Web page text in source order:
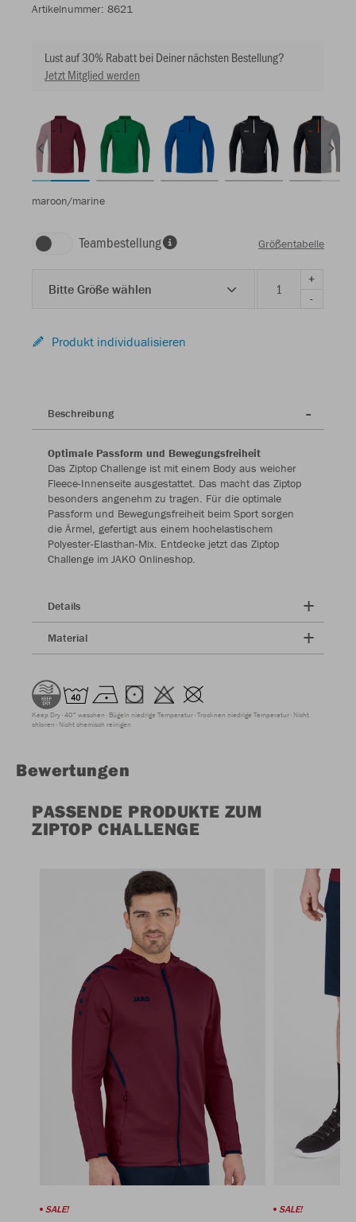
Artikelnummer: 8621
Lust auf 30% Rabatt bei Deiner nächsten Bestellung?
Jetzt Mitglied werden
maroon/marine
Teambestellung Größentabelle
Bitte Größe wählen
+
-
Produkt individualisieren
Beschreibung
Optimale Passform und Bewegungsfreiheit
Das Ziptop Challenge ist mit einem Body aus weicher
Fleece-Innenseite ausgestattet. Das macht das Ziptop
besonders angenehm zu tragen. Für die optimale
Passform und Bewegungsfreiheit beim Sport sorgen
die Ärmel, gefertigt aus einem hochelastischem
Polyester-Elasthan-Mix. Entdecke jetzt das Ziptop
Challenge im JAKO Onlineshop.
Details
Material
Keep Dry 40° waschen Bügeln niedrige Temperatur Trocknen niedrige Temperatur Nicht
chloren Nicht chemisch reinigen
Bewertungen
PASSENDE PRODUKTE ZUM
ZIPTOP CHALLENGE
SALE! SALE!